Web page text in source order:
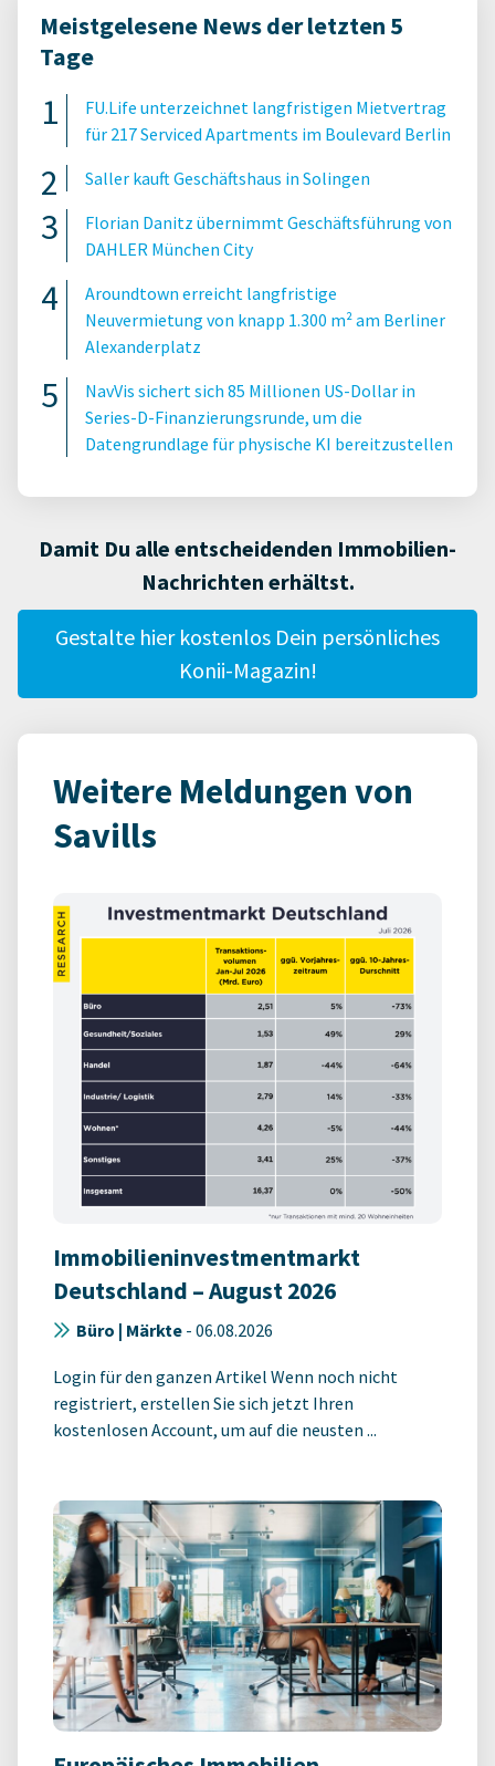
Meistgelesene News der letzten 5
Tage
FU.Life unterzeichnet langfristigen Mietvertrag
für 217 Serviced Apartments im Boulevard Berlin
Saller kauft Geschäftshaus in Solingen
Florian Danitz übernimmt Geschäftsführung von
DAHLER München City
Aroundtown erreicht langfristige
Neuvermietung von knapp 1.300 m² am Berliner
Alexanderplatz
NavVis sichert sich 85 Millionen US-Dollar in
Series-D-Finanzierungsrunde, um die
Datengrundlage für physische KI bereitzustellen
Damit Du alle entscheidenden Immobilien-
Nachrichten erhältst.
Gestalte hier kostenlos Dein persönliches
Konii-Magazin!
Weitere Meldungen von
Savills
Immobilieninvestmentmarkt
Deutschland – August 2026
Büro | Märkte - 06.08.2026
Login für den ganzen Artikel Wenn noch nicht
registriert, erstellen Sie sich jetzt Ihren
kostenlosen Account, um auf die neusten ...